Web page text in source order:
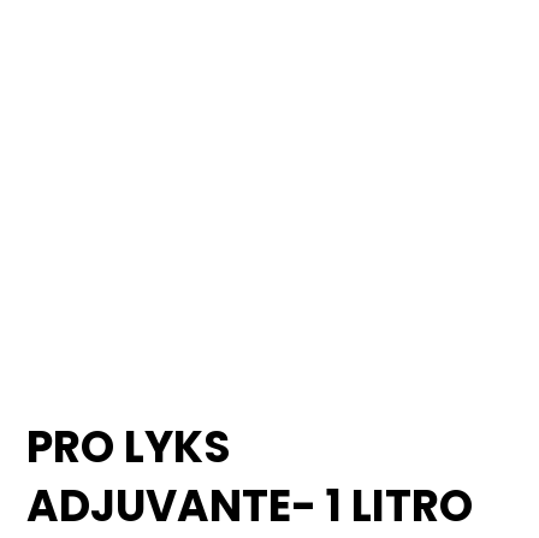
PRO LYKS
ADJUVANTE- 1 LITRO